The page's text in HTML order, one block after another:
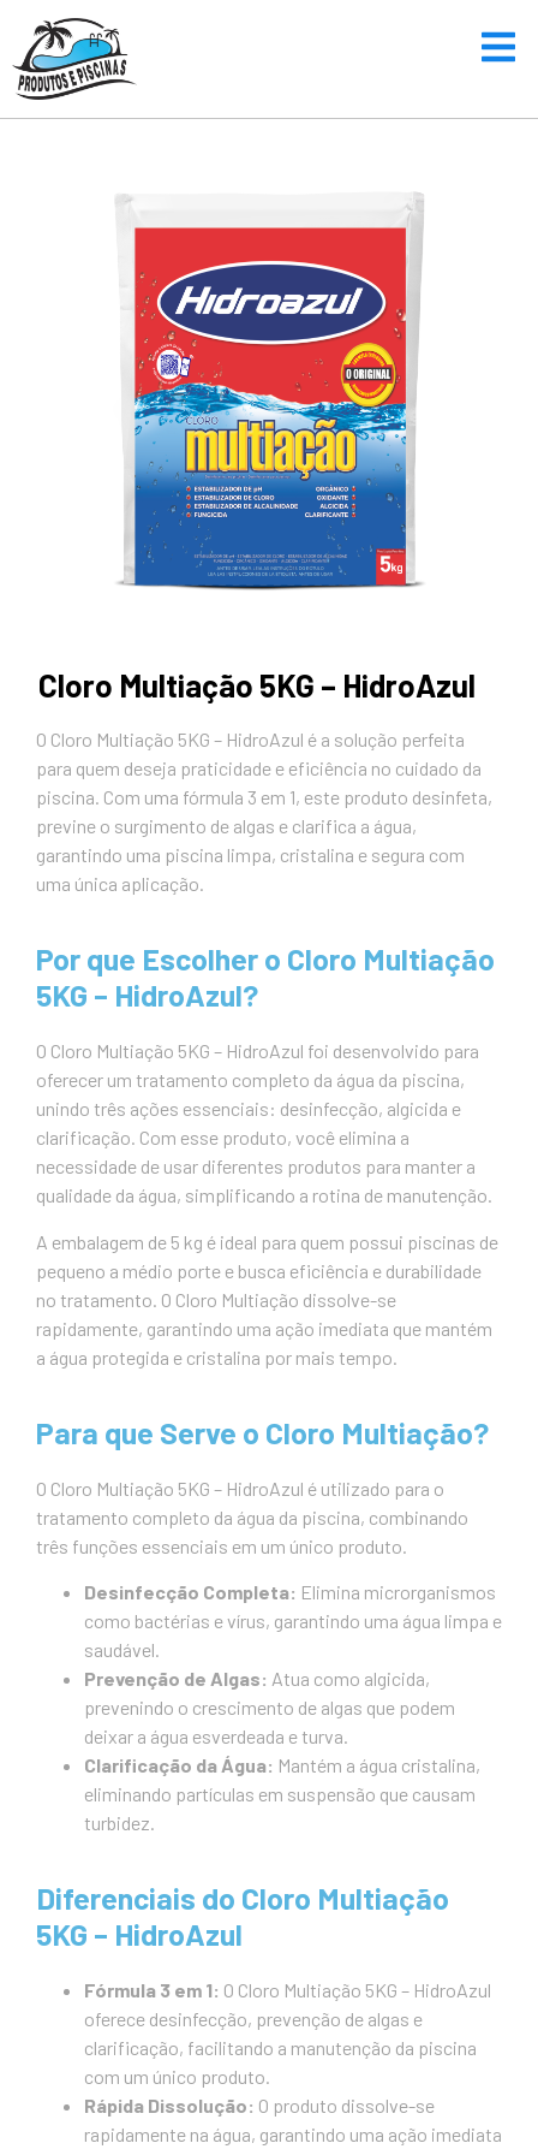
Cloro Multiação 5KG – HidroAzul
O Cloro Multiação 5KG – HidroAzul é a solução perfeita
para quem deseja praticidade e eficiência no cuidado da
piscina. Com uma fórmula 3 em 1, este produto desinfeta,
previne o surgimento de algas e clarifica a água,
garantindo uma piscina limpa, cristalina e segura com
uma única aplicação.
Por que Escolher o Cloro Multiação
5KG – HidroAzul?
O Cloro Multiação 5KG – HidroAzul foi desenvolvido para
oferecer um tratamento completo da água da piscina,
unindo três ações essenciais: desinfecção, algicida e
clarificação. Com esse produto, você elimina a
necessidade de usar diferentes produtos para manter a
qualidade da água, simplificando a rotina de manutenção.
A embalagem de 5 kg é ideal para quem possui piscinas de
pequeno a médio porte e busca eficiência e durabilidade
no tratamento. O Cloro Multiação dissolve-se
rapidamente, garantindo uma ação imediata que mantém
a água protegida e cristalina por mais tempo.
Para que Serve o Cloro Multiação?
O Cloro Multiação 5KG – HidroAzul é utilizado para o
tratamento completo da água da piscina, combinando
três funções essenciais em um único produto.
Desinfecção Completa: Elimina microrganismos
como bactérias e vírus, garantindo uma água limpa e
saudável.
Prevenção de Algas: Atua como algicida,
prevenindo o crescimento de algas que podem
deixar a água esverdeada e turva.
Clarificação da Água: Mantém a água cristalina,
eliminando partículas em suspensão que causam
turbidez.
Diferenciais do Cloro Multiação
5KG – HidroAzul
Fórmula 3 em 1: O Cloro Multiação 5KG – HidroAzul
oferece desinfecção, prevenção de algas e
clarificação, facilitando a manutenção da piscina
com um único produto.
Rápida Dissolução: O produto dissolve-se
rapidamente na água, garantindo uma ação imediata